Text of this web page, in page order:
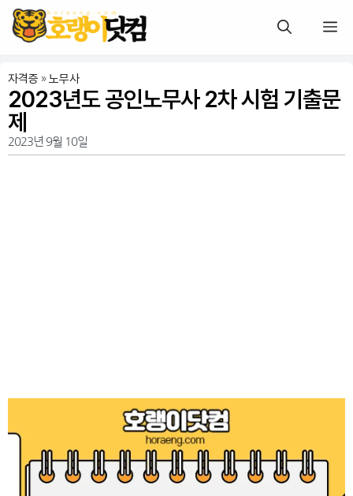
자격증 »노무사
2023년도 공인노무사 2차 시험 기출문
제
2023년 9월 10일